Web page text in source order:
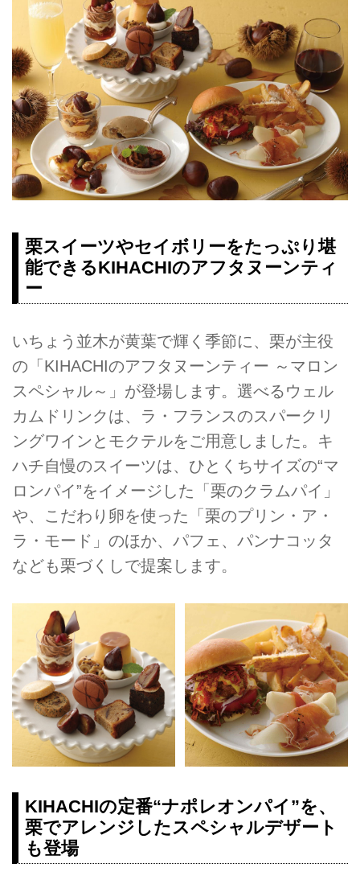
栗スイーツやセイボリーをたっぷり堪
能できるKIHACHIのアフタヌーンティ
ー
いちょう並木が黄葉で輝く季節に、栗が主役
の「KIHACHIのアフタヌーンティー ～マロン
スペシャル～」が登場します。選べるウェル
カムドリンクは、ラ・フランスのスパークリ
ングワインとモクテルをご用意しました。キ
ハチ自慢のスイーツは、ひとくちサイズの“マ
ロンパイ”をイメージした「栗のクラムパイ」
や、こだわり卵を使った「栗のプリン・ア・
ラ・モード」のほか、パフェ、パンナコッタ
なども栗づくしで提案します。
KIHACHIの定番“ナポレオンパイ”を、
栗でアレンジしたスペシャルデザート
も登場